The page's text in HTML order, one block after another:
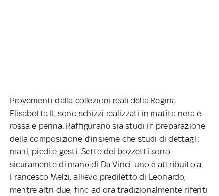
Provenienti dalla collezioni reali della Regina
Elisabetta II, sono schizzi realizzati in matita nera e
rossa e penna. Raffigurano sia studi in preparazione
della composizione d’insieme che studi di dettagli:
mani, piedi e gesti. Sette dei bozzetti sono
sicuramente di mano di Da Vinci, uno è attribuito a
Francesco Melzi, allievo prediletto di Leonardo,
mentre altri due, fino ad ora tradizionalmente riferiti